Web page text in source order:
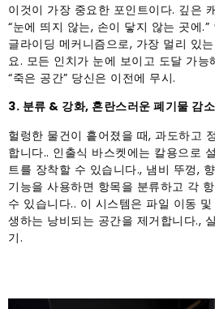
이것이 가장 중요한 포인트이다. 깊은
“눈에 띄지 않는, 손이 닿지 않는 곳에
글라이딩 메커니즘으로, 가장 멀리 있
요. 모든 인치가 눈에 보이고 도달 가능
“죽은 공간” 당신은 이전에 무시.
3. 분류 & 강화, 혼란스러운 폐기물 감소
헐렁한 물건이 흩어졌을 때, 과도하고
합니다.. 인출식 바스켓에는 칼용으로
트를 장착할 수 있습니다., 냄비 뚜껑,
기능을 사용하면 항목을 분류하고 각
수 있습니다.. 이 시스템은 파일 이동
생하는 낭비되는 공간을 제거합니다.,
기.